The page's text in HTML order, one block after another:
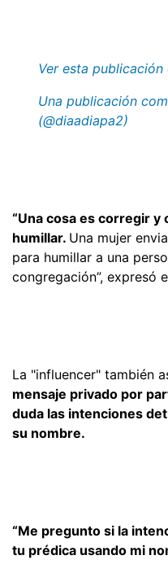
Ver esta publicación
Una publicación
(@diaadiapa2)
“Una cosa es corregir
humillar. Una mujer
para humillar a una
congregación”, expresó
La "influencer" también
mensaje privado por
duda las intenciones
su nombre.
“Me pregunto si la
tu prédica usando mi